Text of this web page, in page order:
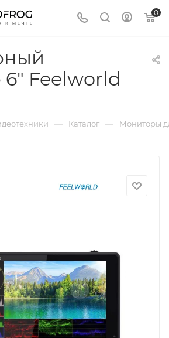
0
Feelworld
— Каталог — Мониторы